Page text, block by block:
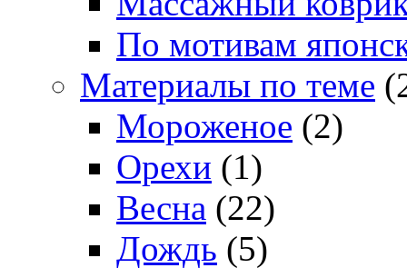
По мотивам
Материалы по теме
Мороженое (2)
Орехи (1)
Весна (22)
Дождь (5)